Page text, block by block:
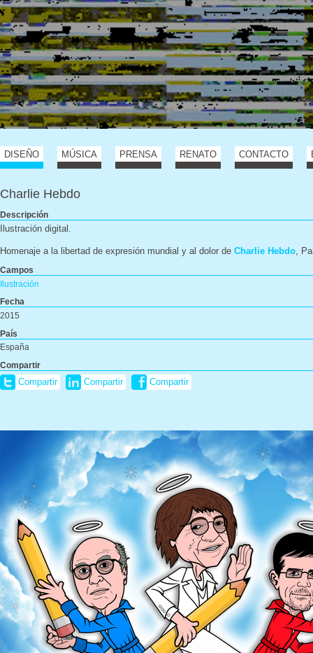
DISEÑO MÚSICA PRENSA RENATO CONTACTO
Charlie Hebdo
Descripción
Ilustración digital.
Homenaje a la libertad de expresión mundial y al dolor de Charlie Hebdo,
Campos
Ilustración
Fecha
2015
País
España
Compartir
Compartir Compartir Compartir